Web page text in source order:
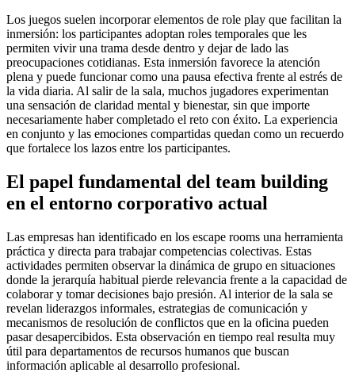
Los juegos suelen incorporar elementos de role play que facilitan la
inmersión: los participantes adoptan roles temporales que les
permiten vivir una trama desde dentro y dejar de lado las
preocupaciones cotidianas. Esta inmersión favorece la atención
plena y puede funcionar como una pausa efectiva frente al estrés de
la vida diaria. Al salir de la sala, muchos jugadores experimentan
una sensación de claridad mental y bienestar, sin que importe
necesariamente haber completado el reto con éxito. La experiencia
en conjunto y las emociones compartidas quedan como un recuerdo
que fortalece los lazos entre los participantes.
El papel fundamental del team building
en el entorno corporativo actual
Las empresas han identificado en los escape rooms una herramienta
práctica y directa para trabajar competencias colectivas. Estas
actividades permiten observar la dinámica de grupo en situaciones
donde la jerarquía habitual pierde relevancia frente a la capacidad de
colaborar y tomar decisiones bajo presión. Al interior de la sala se
revelan liderazgos informales, estrategias de comunicación y
mecanismos de resolución de conflictos que en la oficina pueden
pasar desapercibidos. Esta observación en tiempo real resulta muy
útil para departamentos de recursos humanos que buscan
información aplicable al desarrollo profesional.